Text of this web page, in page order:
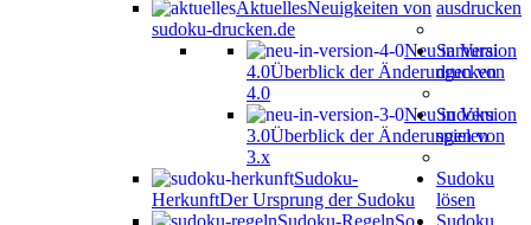
AktuellesNeuigkeiten von
sudoku-drucken.de
Neu in Version
4.0Überblick der Änderungen von
4.0
Neu in Version
3.0Überblick der Änderungen von
3.x
Sudoku-
HerkunftDer Ursprung der Sudoku
Sudoku-RegelnSo
ausdrucken
Samurai
drucken
Sudoku
spielen
Sudoku
lösen
Sudoku